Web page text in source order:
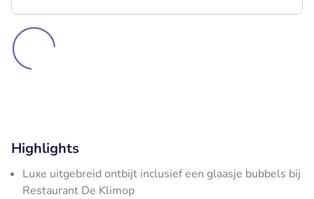
Highlights
Luxe uitgebreid ontbijt inclusief een glaasje bubbels bij
Restaurant De Klimop